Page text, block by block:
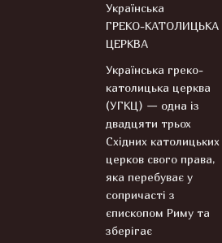
Українська
ГРЕКО-КАТОЛИЦЬКА
ЦЕРКВА
Українська греко-
католицька церква
(УГКЦ) — одна із
двадцяти трьох
Східних католицьких
церков свого права,
яка перебуває у
сопричасті з
єпископом Риму та
зберігає